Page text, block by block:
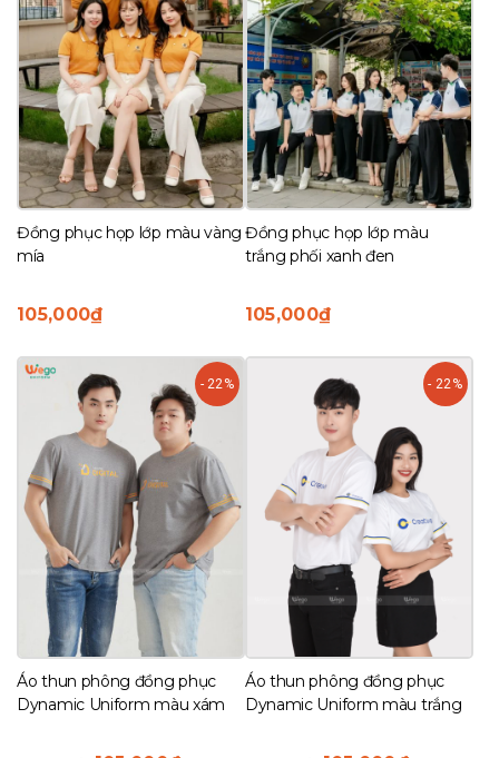
Đồng phục họp lớp màu vàng
mía
105,000₫
Đồng phục họp lớp màu
trắng phối xanh đen
105,000₫
- 22%
Áo thun phông đồng phục
Dynamic Uniform màu xám
- 22%
Áo thun phông đồng phục
Dynamic Uniform màu trắng